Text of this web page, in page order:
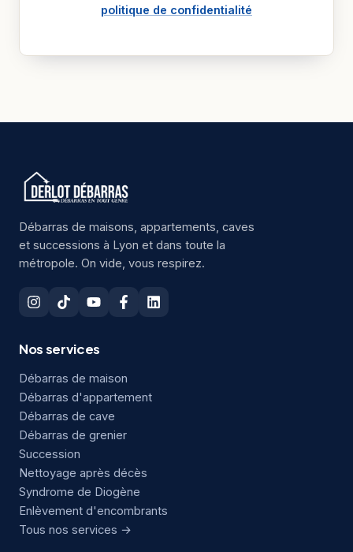
politique de confidentialité
Débarras de maisons, appartements, caves
et successions à Lyon et dans toute la
métropole. On vide, vous respirez.
Nos services
Débarras de maison
Débarras d'appartement
Débarras de cave
Débarras de grenier
Succession
Nettoyage après décès
Syndrome de Diogène
Enlèvement d'encombrants
Tous nos services →